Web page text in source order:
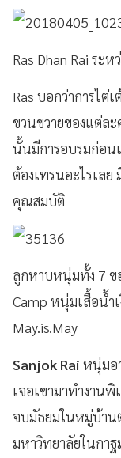
Ras Dhan Rai ระ
Ras บอกว่าการไต่
ขวนขวายของแต่ล
นั้นมีการอบรมก่อน
ต้องเทรนอะไรเล
คุณสมบัติ
ลูกหาบหนุ่มทั้ง 7 ข
Camp หนุ่มเสื้อน้ำ
May.is.May
Sanjok Rai หนุ่มอ
เจอเขามาทำงาน
จบมัธยมในหมู่บ้าน
มหาวิทยาลัยในกา